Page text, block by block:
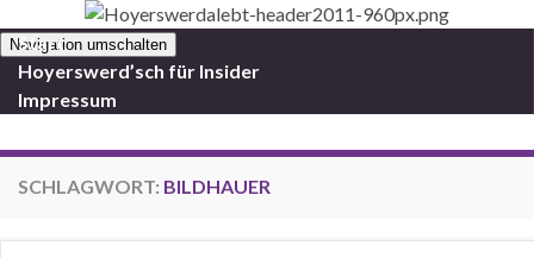
Navigation umschalten
Start
Hoyerswerd’sch für Insider
Impressum
SCHLAGWORT: BILDHAUER